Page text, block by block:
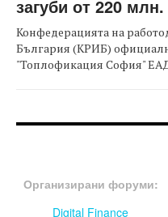
загуби от 220
Конфедерацията на
България (КРИБ)
"Топлофикация София"
Организирани форуми:
Digital Finance